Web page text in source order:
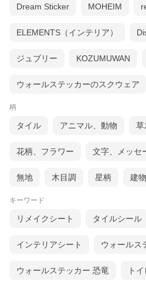
Dream Sticker MOHEIM
ELEMENTS（インテリア）
ジュブリー KOZUMUWAN
ウォールステッカーのスクウェア
柄
タイル アニマル、動物 草
花柄、フラワー 文字、メッセ
無地 木目調 星柄 建物
キーワード
リメイクシート タイルシール
インテリアシート ウォールス
ウォールステッカー 恐竜 ト